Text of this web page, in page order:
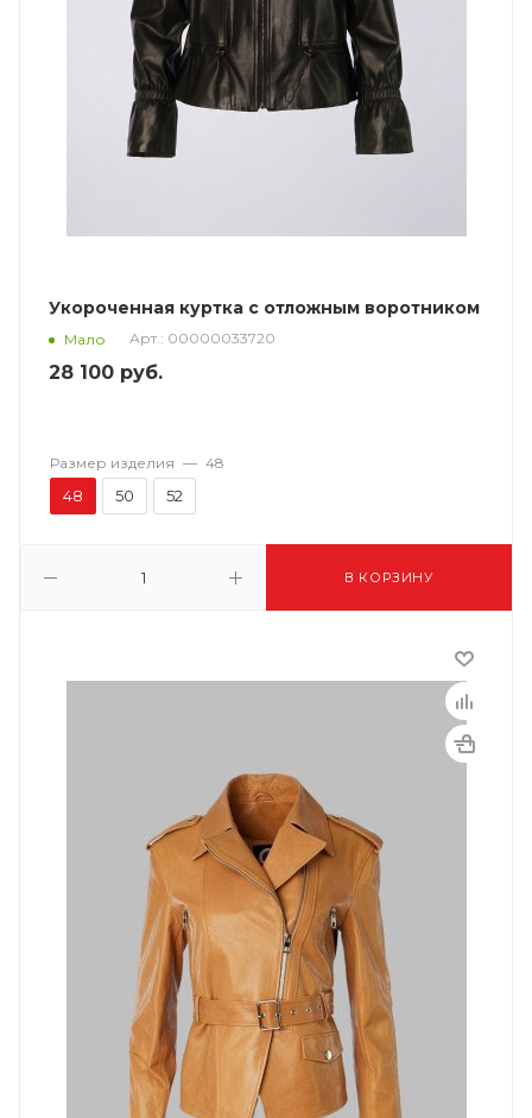
Укороченная куртка с отложным воротником
Мало Арт.: 00000033720
28 100 руб.
В КОРЗИНУ
Размер изделия — 48
48 50 52